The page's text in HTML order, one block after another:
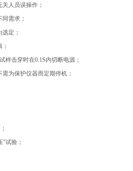
人员误操作；
需求；
定；
样击穿时在0.1S内切断电源；
为保护仪器而定期停机；
"试验；